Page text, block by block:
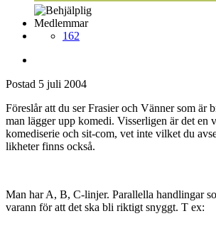
Medlemmar
162
Postad 5 juli 2004
Föreslår att du ser Frasier och Vänner som är
man lägger upp komedi. Visserligen är det en
komediserie och sit-com, vet inte vilket du
likheter finns också.
Man har A, B, C-linjer. Parallella handlingar
varann för att det ska bli riktigt snyggt. T ex: